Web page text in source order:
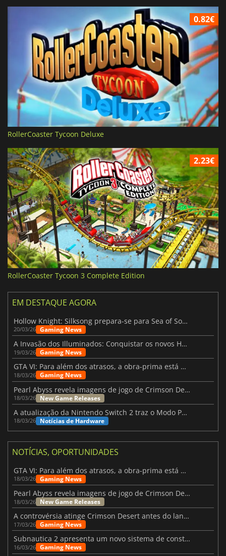
0.82€
RollerCoaster Tycoon Deluxe
2.23€
RollerCoaster Tycoon 3 Complete Edition
EM DESTAQUE AGORA
Hollow Knight: Silksong prepara-se para Sea of Sorrow com um patch
20/03/26 Gaming News
A Invasão dos Illuminados: Conquistar os novos Helldivers 2 Atualização!
19/03/26 Gaming News
GTA VI: Para além dos atrasos, a obra-prima está quase a chegar
18/03/26 Gaming News
Pearl Abyss revela imagens de jogo de Crimson Desert para a PS5
18/03/26 New Game Releases
A atualização da Nintendo Switch 2 traz o Modo Portátil aos jogos mais antigos da Switch
18/03/26 Notícias de Hardware
NOTÍCIAS, OPORTUNIDADES
GTA VI: Para além dos atrasos, a obra-prima está quase a chegar
18/03/26 Gaming News
Pearl Abyss revela imagens de jogo de Crimson Desert para a PS5
18/03/26 New Game Releases
A controvérsia atinge Crimson Desert antes do lançamento
17/03/26 Gaming News
Subnautica 2 apresenta um novo sistema de construção de bases
16/03/26 Gaming News